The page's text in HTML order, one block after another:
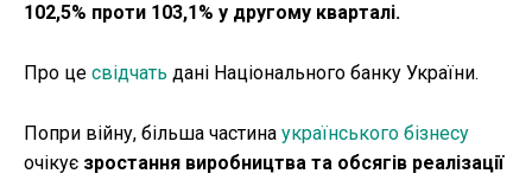
102,5% проти 103,1% у другому кварталі.
Про це свідчать дані Національного банку України.
Попри війну, більша частина українського бізнесу
очікує зростання виробництва та обсягів реалізації